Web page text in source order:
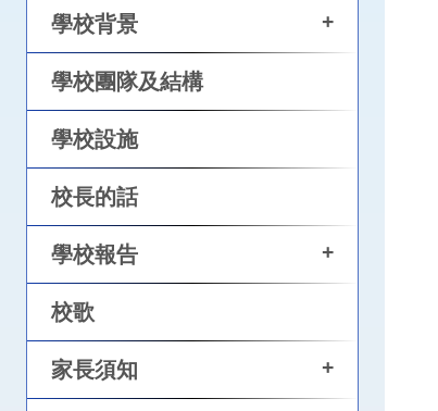
學校背景
+
學校團隊及結構
學校設施
校長的話
學校報告
+
校歌
家長須知
+